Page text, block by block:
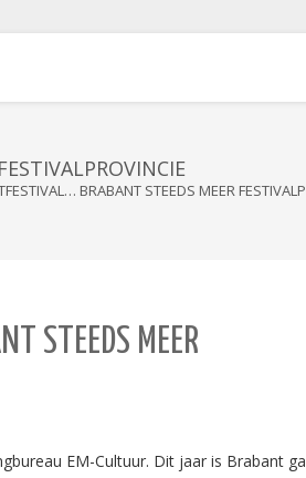
BRABANT STEEDS MEER
STEEDS MEER
EM-Cultuur. Dit jaar is Brabant